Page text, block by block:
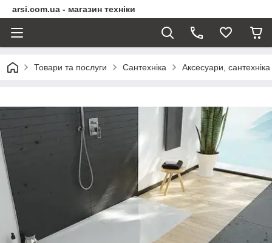
arsi.com.ua - магазин техніки
Товари та послуги Сантехніка Аксесуари, сантехніка